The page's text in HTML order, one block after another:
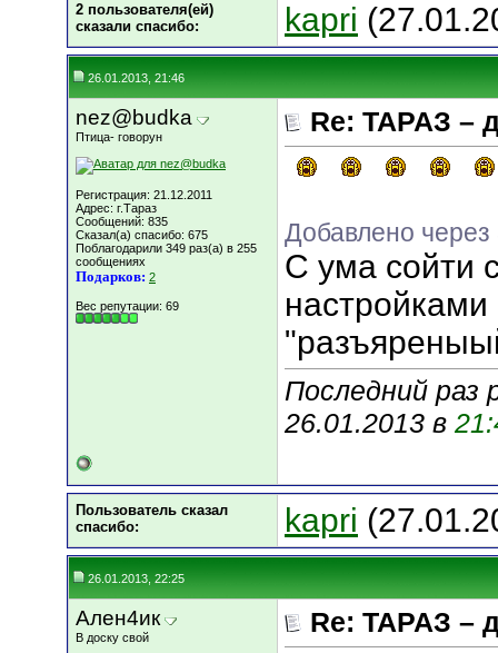
2 пользователя(ей)
сказали cпасибо:
kapri
26.01.2013, 21:46
nez@budka
Птица- говорун
Регистрация: 21.12.2011
Адрес: г.Тараз
Сообщений: 835
Сказал(а) спасибо: 675
Поблагодарили 349 раз(а) в 255
сообщениях
Подарков: 2
Вес репутации: 69
Re: ТАРАЗ –
Добавлено
С ума сойти
Последний раз
26.01.2013 в
Пользователь сказал
cпасибо:
kapri
26.01.2013, 22:25
Ален4ик
В доску свой Re: ТАРАЗ –